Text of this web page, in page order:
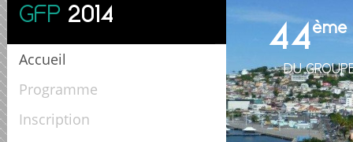
GFP 2014
Accueil
Programme
Inscription
44ème
DU